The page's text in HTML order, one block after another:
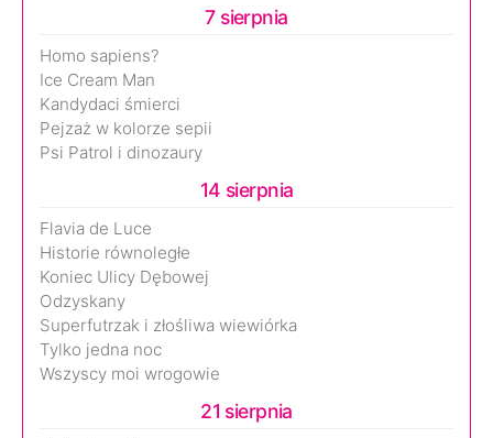
7 sierpnia
Homo sapiens?
Ice Cream Man
Kandydaci śmierci
Pejzaż w kolorze sepii
Psi Patrol i dinozaury
14 sierpnia
Flavia de Luce
Historie równoległe
Koniec Ulicy Dębowej
Odzyskany
Superfutrzak i złośliwa wiewiórka
Tylko jedna noc
Wszyscy moi wrogowie
21 sierpnia